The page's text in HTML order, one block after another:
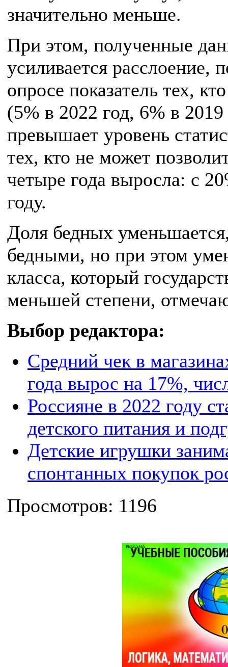
значительно меньше.
При этом, полученные
усиливается расслоение,
опросе показатель тех,
(5% в 2022 год, 6% в
превышает уровень
тех, кто не может
четыре года выросла: с
году.
Доля бедных
бедными, но при этом
класса, который
меньшей степени,
Выбор редактора:
Средний чек в
года вырос на 17%,
Россияне в 2022 году
детского питания и
Детские игрушки
спонтанных покупок
Просмотров: 1196
РЕКЛАМА